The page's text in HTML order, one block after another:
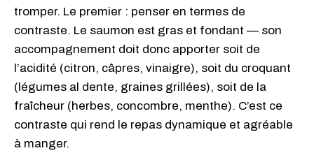
tromper. Le premier : penser en termes de
contraste. Le saumon est gras et fondant — son
accompagnement doit donc apporter soit de
l’acidité (citron, câpres, vinaigre), soit du croquant
(légumes al dente, graines grillées), soit de la
fraîcheur (herbes, concombre, menthe). C’est ce
contraste qui rend le repas dynamique et agréable
à manger.